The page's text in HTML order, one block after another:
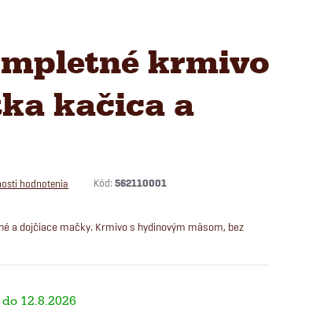
krmivo
kačica a
hodnotenia Kód: 562110001
a dojčiace mačky. Krmivo s hydinovým mäsom, bez
12.8.2026